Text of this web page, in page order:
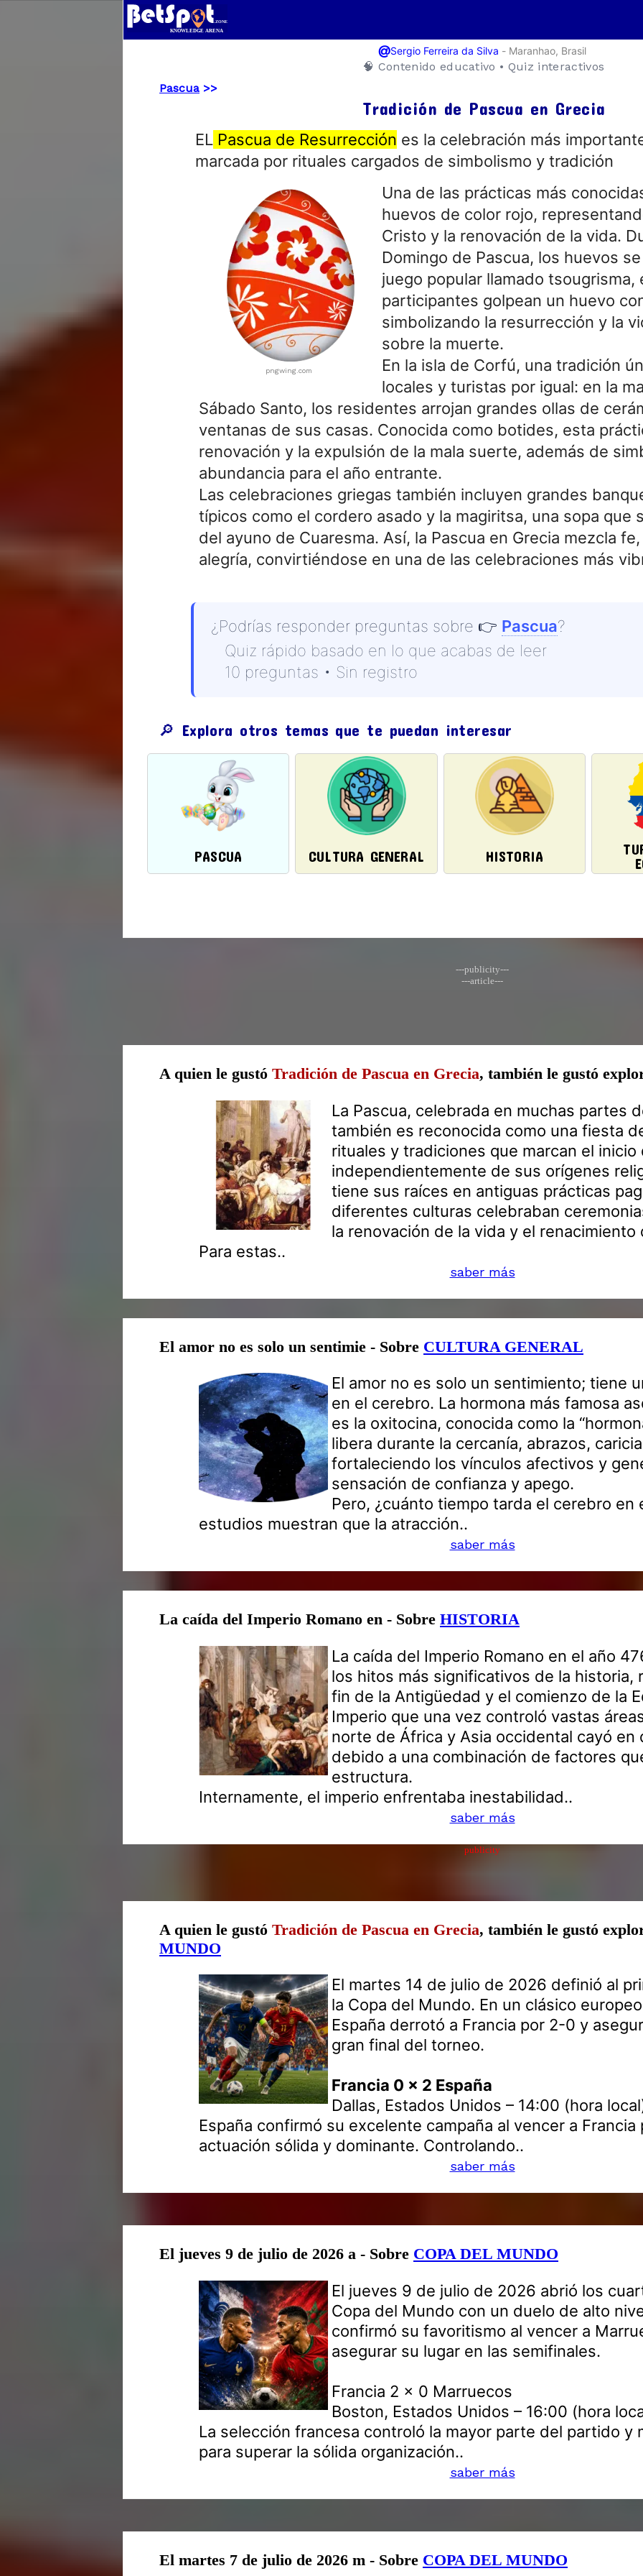
@Sergio Ferreira da Silva - Maranhao, Brasil
🧠 Contenido educativo • Quiz interactivos
Pascua >>
Tradición de Pascua en Grecia
EL Pascua de Resurrección es la celebración más
marcada por rituales cargados de simbolismo y tradición
pngwing.com
Una de las prácticas más
huevos de color rojo,
Cristo y la renovación de la vida.
Domingo de Pascua, los huevos
juego popular llamado tsougrisma,
participantes golpean un huevo
simbolizando la resurrección y la
sobre la muerte.
En la isla de Corfú, una tradición
locales y turistas por igual: en la
Sábado Santo, los residentes arrojan grandes ollas de
ventanas de sus casas. Conocida como botides, esta
renovación y la expulsión de la mala suerte, además de
abundancia para el año entrante.
Las celebraciones griegas también incluyen grandes
típicos como el cordero asado y la magiritsa, una sopa que
del ayuno de Cuaresma. Así, la Pascua en Grecia mezcla
alegría, convirtiéndose en una de las celebraciones más
¿Podrías responder preguntas sobre 👉 Pascua?
Quiz rápido basado en lo que acabas de leer
10 preguntas • Sin registro
🔎 Explora otros temas que te puedan interesar
PASCUA CULTURA GENERAL HISTORIA
---publicity---
---article---
A quien le gustó Tradición de Pascua en Grecia, también le gustó
La Pascua, celebrada en muchas partes
también es reconocida como una fiesta
rituales y tradiciones que marcan el inicio
independientemente de sus orígenes
tiene sus raíces en antiguas prácticas
diferentes culturas celebraban
la renovación de la vida y el renacimiento
Para estas..
saber más
El amor no es solo un sentimie - Sobre CULTURA GENERAL
El amor no es solo un sentimiento; tiene
en el cerebro. La hormona más famosa
es la oxitocina, conocida como la
libera durante la cercanía, abrazos,
fortaleciendo los vínculos afectivos y
sensación de confianza y apego.
Pero, ¿cuánto tiempo tarda el cerebro en
estudios muestran que la atracción..
saber más
La caída del Imperio Romano en - Sobre HISTORIA
La caída del Imperio Romano en el año
los hitos más significativos de la historia,
fin de la Antigüedad y el comienzo de la
Imperio que una vez controló vastas
norte de África y Asia occidental cayó en
debido a una combinación de factores
estructura.
Internamente, el imperio enfrentaba inestabilidad..
saber más
publicity
A quien le gustó Tradición de Pascua en Grecia, también le gustó
MUNDO
El martes 14 de julio de 2026 definió al
la Copa del Mundo. En un clásico
España derrotó a Francia por 2-0 y
gran final del torneo.
Francia 0 x 2 España
Dallas, Estados Unidos – 14:00 (hora
España confirmó su excelente campaña al vencer a
actuación sólida y dominante. Controlando..
saber más
El jueves 9 de julio de 2026 a - Sobre COPA DEL MUNDO
El jueves 9 de julio de 2026 abrió los
Copa del Mundo con un duelo de alto
confirmó su favoritismo al vencer a
asegurar su lugar en las semifinales.
Francia 2 x 0 Marruecos
Boston, Estados Unidos – 16:00 (hora
La selección francesa controló la mayor parte del partido y
para superar la sólida organización..
saber más
El martes 7 de julio de 2026 m - Sobre COPA DEL MUNDO